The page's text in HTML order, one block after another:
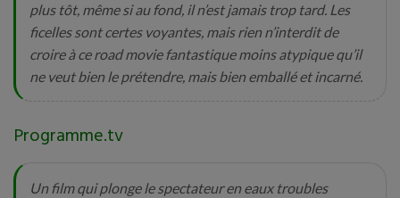
plus tôt, même si au fond, il n’est jamais trop tard. Les
ficelles sont certes voyantes, mais rien n’interdit de
croire à ce road movie fantastique moins atypique qu’il
ne veut bien le prétendre, mais bien emballé et incarné.
Programme.tv
Un film qui plonge le spectateur en eaux troubles